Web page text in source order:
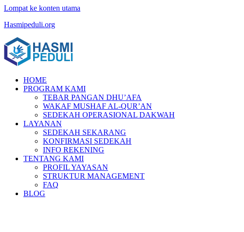
Lompat ke konten utama
Hasmipeduli.org
HOME
PROGRAM KAMI
TEBAR PANGAN DHU’AFA
WAKAF MUSHAF AL-QUR’AN
SEDEKAH OPERASIONAL DAKWAH
LAYANAN
SEDEKAH SEKARANG
KONFIRMASI SEDEKAH
INFO REKENING
TENTANG KAMI
PROFIL YAYASAN
STRUKTUR MANAGEMENT
FAQ
BLOG